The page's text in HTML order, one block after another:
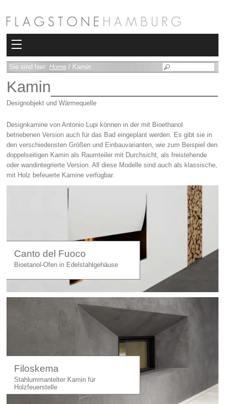
Kollektionen
Bad
Fliesen
Sauna und Hamam
Kamin
Carl Hansen
Outlet
Unternehmen
Sie sind hier: Home / Kamin
Kamin
Designobjekt und Wärmequelle
Designkamine von Antonio Lupi können in der mit Bioethanol
betriebenen Version auch für das Bad eingeplant werden. Es gibt sie in
den verschiedensten Größen und Einbauvarianten, wie zum Beispiel den
doppelseitigen Kamin als Raumteiler mit Durchsicht, als freistehende
oder wandintegrierte Version. All diese Modelle sind auch als klassische,
mit Holz befeuerte Kamine verfügbar.
Canto del Fuoco
Bioetanol-Ofen in Edelstahlgehäuse
Filoskema
Stahlummantelter Kamin für
Holzfeuerstelle